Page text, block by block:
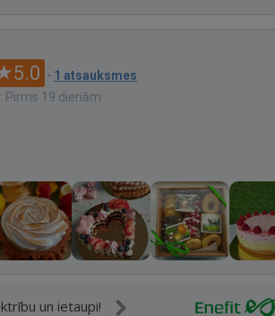
5.0 · 1 atsauksmes
Pirms 19 dienām
un ietaupi!